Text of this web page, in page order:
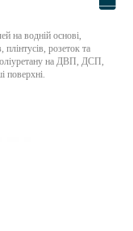
на водній основі,
розеток та
на ДВП, ДСП,
поверхні.